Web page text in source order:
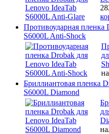
Противоударная пленка
S6000L Anti-Shock
Бриллиантовая пленка
S6000L Diamond